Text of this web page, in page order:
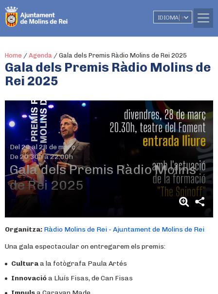
IDIOMA ▼
Home / Agenda / Gala dels Premis Ràdio Molins de Rei 2025
Gala dels Premis Ràdio Molins de
Rei 2025
Del 28 al 28 de març
De 20.30h a 22.00h
Gala dels Premis Ràdio Molins
de Rei 2025
Organitza: Ràdio Molins de Rei - Ajuntament de Molins de Rei
Una gala espectacular on entregarem els premis:
Culturaa la fotògrafa Paula Artés
Innovacióa Lluís Fisas, de Can Fisas